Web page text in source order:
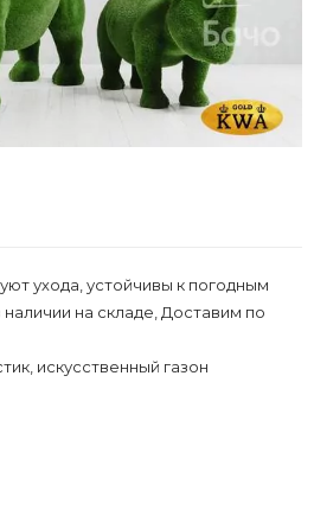
ухода, устойчивы к погодным
на складе, Доставим по
искусственный газон